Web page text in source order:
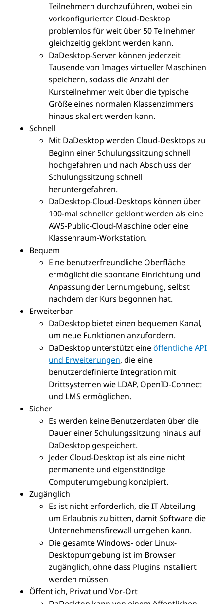
Teilnehmern durchzuführen, wobei ein
vorkonfigurierter Cloud-Desktop
problemlos für weit über 50 Teilnehmer
gleichzeitig geklont werden kann.
DaDesktop-Server können jederzeit
Tausende von Images virtueller Maschinen
speichern, sodass die Anzahl der
Kursteilnehmer weit über die typische
Größe eines normalen Klassenzimmers
hinaus skaliert werden kann.
Schnell
Mit DaDesktop werden Cloud-Desktops zu
Beginn einer Schulungssitzung schnell
hochgefahren und nach Abschluss der
Schulungssitzung schnell
heruntergefahren.
DaDesktop-Cloud-Desktops können über
100-mal schneller geklont werden als eine
AWS-Public-Cloud-Maschine oder eine
Klassenraum-Workstation.
Bequem
Eine benutzerfreundliche Oberfläche
ermöglicht die spontane Einrichtung und
Anpassung der Lernumgebung, selbst
nachdem der Kurs begonnen hat.
Erweiterbar
DaDesktop bietet einen bequemen Kanal,
um neue Funktionen anzufordern.
DaDesktop unterstützt eineöffentliche API
und Erweiterungen, die eine
benutzerdefinierte Integration mit
Drittsystemen wie LDAP, OpenID-Connect
und LMS ermöglichen.
Sicher
Es werden keine Benutzerdaten über die
Dauer einer Schulungssitzung hinaus auf
DaDesktop gespeichert.
Jeder Cloud-Desktop ist als eine nicht
permanente und eigenständige
Computerumgebung konzipiert.
Zugänglich
Es ist nicht erforderlich, die IT-Abteilung
um Erlaubnis zu bitten, damit Software die
Unternehmensfirewall umgehen kann.
Die gesamte Windows- oder Linux-
Desktopumgebung ist im Browser
zugänglich, ohne dass Plugins installiert
werden müssen.
Öffentlich, Privat und Vor-Ort